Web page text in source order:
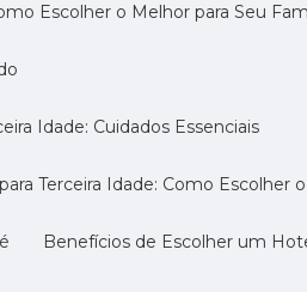
Escolher o Melhor para Seu
Idade: Cuidados Essenciais
para Terceira Idade: Como Escolher
Benefícios de Escolher um